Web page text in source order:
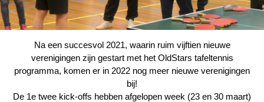
Na een succesvol 2021, waarin ruim vijftien nieuwe
verenigingen zijn gestart met het OldStars tafeltennis
programma, komen er in 2022 nog meer nieuwe verenigingen
bij!
De 1e twee kick-offs hebben afgelopen week (23 en 30 maart)